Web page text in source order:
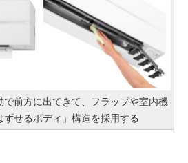
前方に出てきて、フラップや室内機
せるボディ」構造を採用する